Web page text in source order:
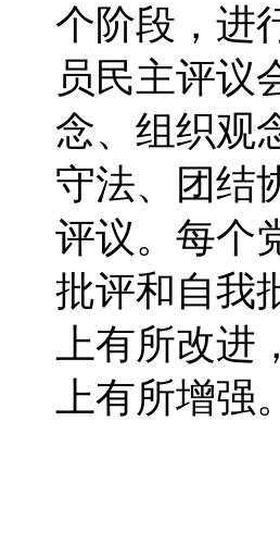
个阶段，进
员民主评议
念、组织观
守法、团结
评议。每个
批评和自我
上有所改
上有所增